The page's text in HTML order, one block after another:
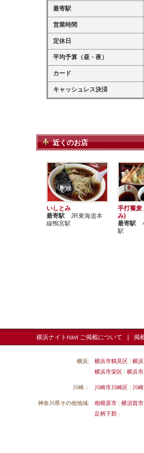
最寄駅
営業時間
定休日
平均予算（昼・夜）
カード
キャッシュレス決済
近くのお店
いしとみ
最寄駅 JR東海道本
線鴨宮駅
手打蕎麦
み)
最寄駅
駅
横浜ナイトnavi ご掲載について 掲
横浜: 横浜市鶴見区 横
横浜市栄区
横浜
川崎： 川崎市川崎区 川
神奈川県その他地域: 相模原市 横須賀市
足柄下郡